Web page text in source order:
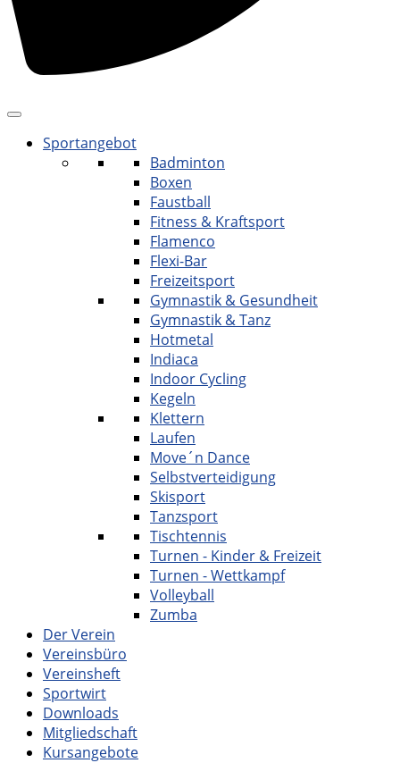
Sportangebot
Badminton
Boxen
Faustball
Fitness & Kraftsport
Flamenco
Flexi-Bar
Freizeitsport
Gymnastik & Gesundheit
Gymnastik & Tanz
Hotmetal
Indiaca
Indoor Cycling
Kegeln
Klettern
Laufen
Move´n Dance
Selbstverteidigung
Skisport
Tanzsport
Tischtennis
Turnen - Kinder & Freizeit
Turnen - Wettkampf
Volleyball
Zumba
Der Verein
Vereinsbüro
Vereinsheft
Sportwirt
Downloads
Mitgliedschaft
Kursangebote